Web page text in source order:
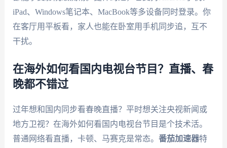
iPad、Windows笔记本、MacBook等多设备同时登录。你
在客厅用平板看，家人也能在卧室用手机同步追，互不
干扰。
在海外如何看国内电视台节目？直播、春
晚都不错过
过年想和国内同步看春晚直播？平时想关注央视新闻或
地方卫视？在海外如何看国内电视台节目是个技术活。
普通网络看直播，卡顿、马赛克是常态。 番茄加速器特